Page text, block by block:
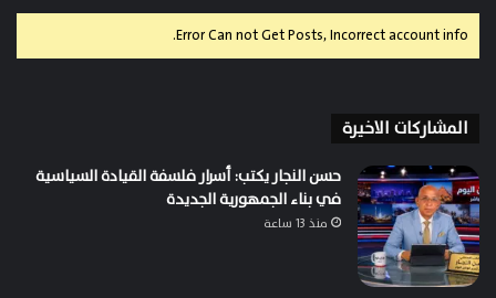
Error Can not Get Posts, Incorrect account info.
المشاركات الاخيرة
حسن النجار يكتب: أسرار فلسفة القيادة السياسية
في بناء الجمهورية الجديدة
منذ 13 ساعة